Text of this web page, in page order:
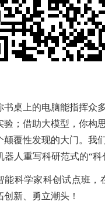
书桌上的电脑能指挥众
验；借助大模型，你构
颠覆性发现的大门。我
器人重写科研范式的“科
能科学家科创试点班，
新、勇立潮头！